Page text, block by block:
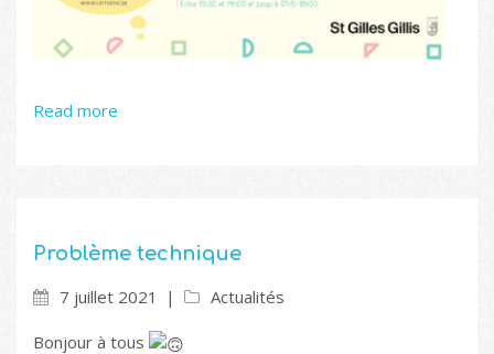
Read more
Problème technique
7 juillet 2021
Actualités
Bonjour à tous